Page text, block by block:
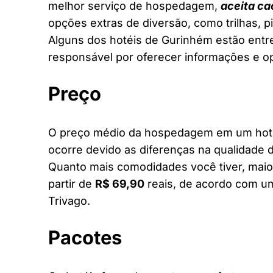
melhor serviço de hospedagem, aceita
opções extras de diversão, como trilhas,
Alguns dos hotéis de Gurinhém estão
responsável por oferecer informações e
Preço
O preço médio da hospedagem em um
ocorre devido as diferenças na qualidade
Quanto mais comodidades você tiver,
partir de R$ 69,90 reais, de acordo com
Trivago.
Pacotes